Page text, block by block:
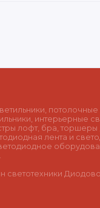
потолочные
интерьерные
лофт, бра, торшеры
лента и
светотехники